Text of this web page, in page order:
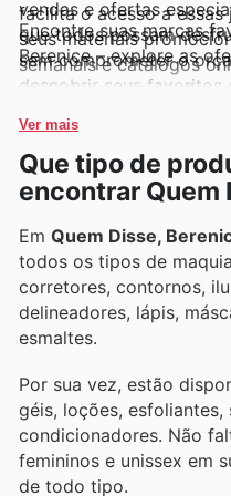
facilita o acesso a
seus materiais
semanais e catálogos
exclusivas e novidades
constantemente
vendas e ofertas
que todos possam
sem comprometer o
descobrir seus favoritos
Encontre suas marcas
Berenice – explore as
Ver mais
Que tipo de
encontrar Quem
Em Quem Disse,
todos os tipos de
corretores, contornos,
delineadores, lápis,
esmaltes.
Por sua vez, estão
géis, loções, esfoliantes,
condicionadores. Não
femininos e unissex em
de todo tipo.